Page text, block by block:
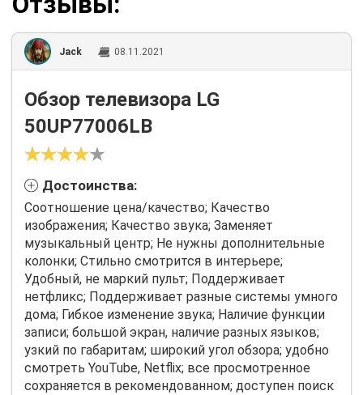
Jack 08.11.2021
Обзор телевизора LG
50UP77006LB
Достоинства:
Соотношение цена/качество; Качество
изображения; Качество звука; Заменяет
музыкальный центр; Не нужны дополнительные
колонки; Стильно смотрится в интерьере;
Удобный, не маркий пульт; Поддерживает
нетфликс; Поддерживает разные системы умного
дома; Гибкое изменение звука; Наличие функции
записи; большой экран, наличие разных языков;
узкий по габаритам; широкий угол обзора; удобно
смотреть YouTube, Netflix; все просмотренное
сохраняется в рекомендованном; доступен поиск